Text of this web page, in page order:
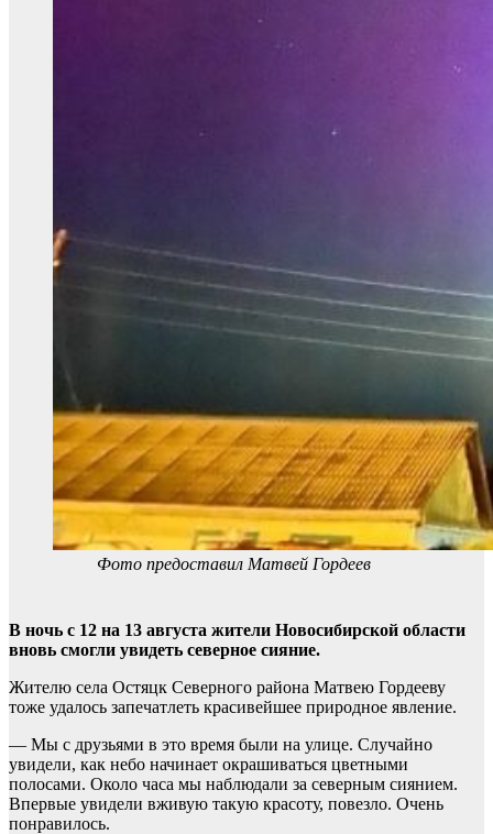
Фото предоставил Матвей Гордеев
В ночь с 12 на 13 августа жители Новосибирской области
вновь смогли увидеть северное сияние.
Жителю села Остяцк Северного района Матвею Гордееву
тоже удалось запечатлеть красивейшее природное явление.
— Мы с друзьями в это время были на улице. Случайно
увидели, как небо начинает окрашиваться цветными
полосами. Около часа мы наблюдали за северным сиянием.
Впервые увидели вживую такую красоту, повезло. Очень
понравилось.